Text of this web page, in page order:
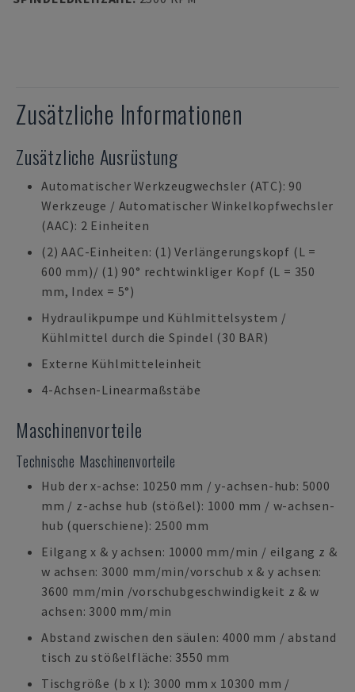
Zusätzliche Informationen
Zusätzliche Ausrüstung
Automatischer Werkzeugwechsler (ATC): 90
Werkzeuge / Automatischer Winkelkopfwechsler
(AAC): 2 Einheiten
(2) AAC-Einheiten: (1) Verlängerungskopf (L =
600 mm)/ (1) 90° rechtwinkliger Kopf (L = 350
mm, Index = 5°)
Hydraulikpumpe und Kühlmittelsystem /
Kühlmittel durch die Spindel (30 BAR)
Externe Kühlmitteleinheit
4-Achsen-Linearmaßstäbe
Maschinenvorteile
Technische Maschinenvorteile
Hub der x-achse: 10250 mm / y-achsen-hub: 5000
mm / z-achse hub (stößel): 1000 mm / w-achsen-
hub (querschiene): 2500 mm
Eilgang x & y achsen: 10000 mm/min / eilgang z &
w achsen: 3000 mm/min/vorschub x & y achsen:
3600 mm/min /vorschubgeschwindigkeit z & w
achsen: 3000 mm/min
Abstand zwischen den säulen: 4000 mm / abstand
tisch zu stößelfläche: 3550 mm
Tischgröße (b x l): 3000 mm x 10300 mm /